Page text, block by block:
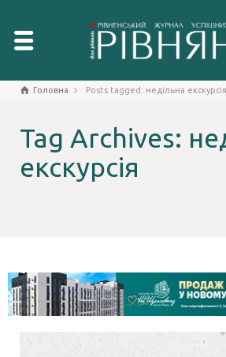
Головна Posts tagged: недільна екскурсія
Tag Archives:
екскурсія